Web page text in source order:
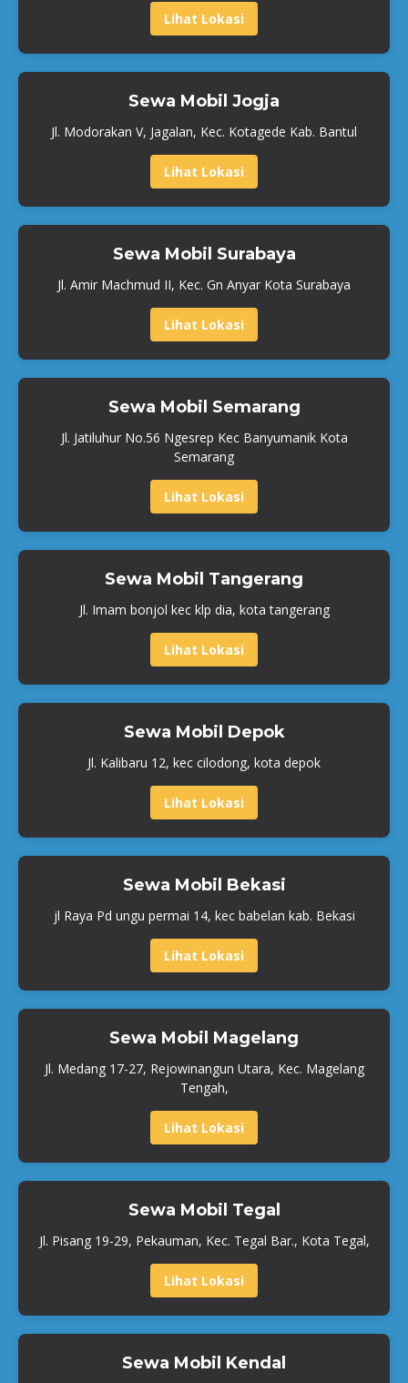
Lihat Lokasi
Sewa Mobil Jogja
Jl. Modorakan V, Jagalan, Kec. Kotagede Kab. Bantul
Lihat Lokasi
Sewa Mobil Surabaya
Jl. Amir Machmud II, Kec. Gn Anyar Kota Surabaya
Lihat Lokasi
Sewa Mobil Semarang
Jl. Jatiluhur No.56 Ngesrep Kec Banyumanik Kota
Semarang
Lihat Lokasi
Sewa Mobil Tangerang
Jl. Imam bonjol kec klp dia, kota tangerang
Lihat Lokasi
Sewa Mobil Depok
Jl. Kalibaru 12, kec cilodong, kota depok
Lihat Lokasi
Sewa Mobil Bekasi
jl Raya Pd ungu permai 14, kec babelan kab. Bekasi
Lihat Lokasi
Sewa Mobil Magelang
Jl. Medang 17-27, Rejowinangun Utara, Kec. Magelang
Tengah,
Lihat Lokasi
Sewa Mobil Tegal
Jl. Pisang 19-29, Pekauman, Kec. Tegal Bar., Kota Tegal,
Lihat Lokasi
Sewa Mobil Kendal